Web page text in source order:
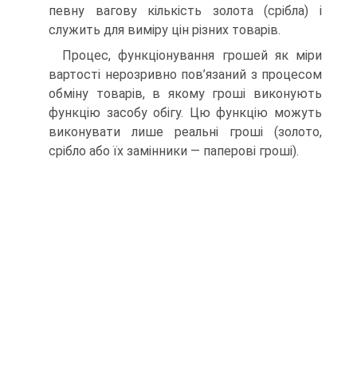
певну вагову кількість золота (срібла) і
служить для виміру цін різних товарів.
Процес, функціонування грошей як міри
вартості нерозривно пов’язаний з процесом
обміну товарів, в якому гроші виконують
функцію засобу обігу. Цю функцію можуть
виконувати лише реальні гроші (золото,
срібло або їх замінники — паперові гроші).